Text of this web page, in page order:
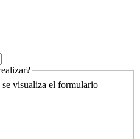
se visualiza el formulario